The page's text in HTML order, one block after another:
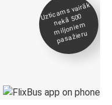
Uztica
ms vairāk
nekā 500
miljonie
m
pasažieru